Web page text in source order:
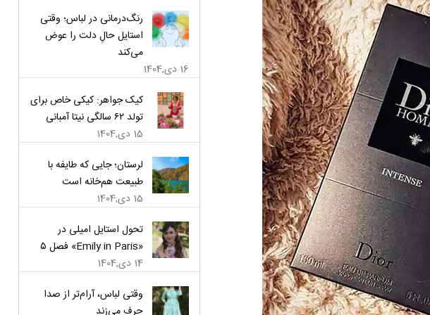
رنگ‌درمانی در لباس؛ وقتی
استایل حالِ دلت را عوض
می‌کند
16 دی,1404
کیک جواهر: کیکی خاص برای
تولد ۶۲ سالگی نیتا آمبانی
15 دی,1404
لرستان؛ جایی که طایفه با
طبیعت هم‌خانه است
15 دی,1404
تحول استایل امیلی در
«Emily in Paris» فصل ۵
14 دی,1404
وقتی لباس، آرام‌تر از صدا
حرف می‌زند